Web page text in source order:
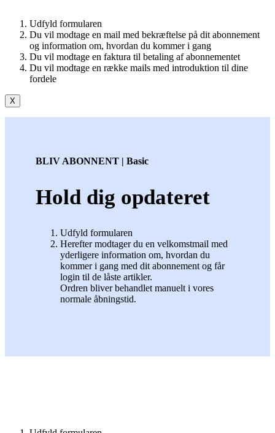
Udfyld formularen
Du vil modtage en mail med bekræftelse på dit abonnement
og information om, hvordan du kommer i gang
Du vil modtage en faktura til betaling af abonnementet
Du vil modtage en række mails med introduktion til dine
fordele
X
BLIV ABONNENT | Basic
Hold dig opdateret
Udfyld formularen
Herefter modtager du en velkomstmail med
yderligere information om, hvordan du
kommer i gang med dit abonnement og får
login til de låste artikler.
Ordren bliver behandlet manuelt i vores
normale åbningstid.